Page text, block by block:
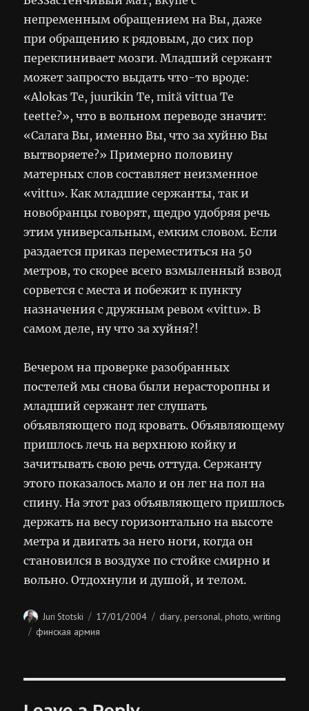
непременным обращением на Вы, даже
при обращению к рядовым, до сих пор
переклинивает мозги. Младший сержант
может запросто выдать что-то вроде:
«Alokas Te, juurikin Te, mitä vittua Te
teette?», что в вольном переводе значит:
«Салага Вы, именно Вы, что за хуйню Вы
вытворяете?» Примерно половину
матерных слов составляет неизменное
«vittu». Как младшие сержанты, так и
новобранцы говорят, щедро удобряя речь
этим универсальным, емким словом. Если
раздается приказ переместиться на 50
метров, то скорее всего взмыленный взвод
сорвется с места и побежит к пункту
назначения с дружным ревом «vittu». В
самом деле, ну что за хуйня?!
Вечером на проверке разобранных
постелей мы снова были нерасторопны и
младший сержант лег слушать
объявляющего под кровать. Объявляющему
пришлось лечь на верхнюю койку и
зачитывать свою речь оттуда. Сержанту
этого показалось мало и он лег на пол на
спину. На этот раз объявляющего пришлось
держать на весу горизонтально на высоте
метра и двигать за него ноги, когда он
становился в воздухе по стойке смирно и
вольно. Отдохнули и душой, и телом.
Author
Juri Stotski
Posted
on
17/01/2004 Categories
diary,personal,photo,writing
Tags
финская армия